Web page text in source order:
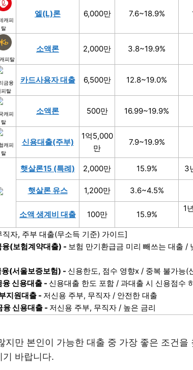
캐피
탈
엘(L)론 6,000만 7.6~18.9%
피탈
소액론 2,000만 3.8~19.9%
금융
피탈
카드사용자 대출 6,500만 12.8~19.0%
캐피
탈
소액론 500만 16.99~19.9%
캐피
탈
신용대출(주부)
1억5,000
만
7.9~19.9%
햇살론15 (특례) 2,000만 15.9% 3
햇살론 유스 1,200만 3.6~4.5%
소액 생계비 대출 100만 15.9%
1
직자, 주부 대출(무소득 기준) 가이드]
융(보험계약대출) - 보험 만기환급금 미리 빼쓰는 대출 /
융(서울보증보험) - 신용한도, 점수 영향x / 중복 불가능(
융 신용대출 - 신용대출 한도 포함 / 과대출 시 신용점수
지원대출 - 저신용 주부, 무직자 / 안전한 대출
융 신용대출 - 저신용 주부, 무직자 / 높은 금리
지만 본인이 가능한 대출 중 가장 좋은 조건을
기 바랍니다.